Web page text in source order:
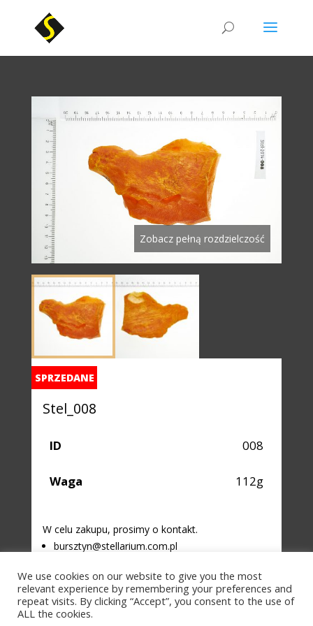
Zobacz pełną rozdzielczość
SPRZEDANE
Stel_008
ID 008
Waga 112g
W celu zakupu, prosimy o kontakt.
bursztyn@stellarium.com.pl
We use cookies on our website to give you the most
relevant experience by remembering your preferences and
repeat visits. By clicking “Accept”, you consent to the use of
ALL the cookies.